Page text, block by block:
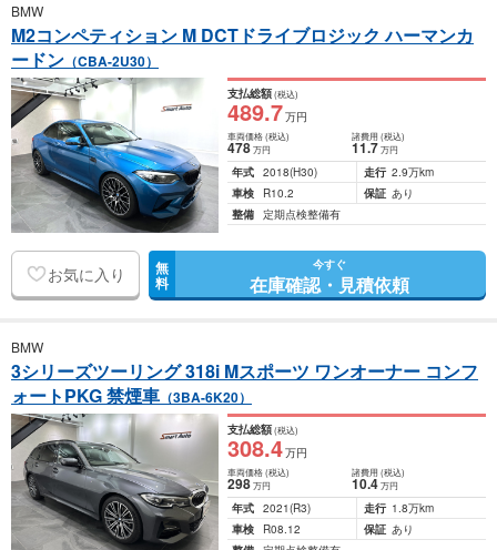
BMW
M2コンペティション M DCTドライブロジック ハーマンカ
ードン （CBA-2U30）
支払総額(税込)
489.7万円
車両価格(税込)
478万円
諸費用 (税込)
11.7 万円
年式 2018(H30) 走行 2.9万km
車検
R10.2 保証 あり
整備 定期点検整備有
お気に入り 無
料
今すぐ
在庫確認・見積依頼
BMW
3シリーズツーリング 318i Mスポーツ ワンオーナー コンフ
ォートPKG 禁煙車 （3BA-6K20）
支払総額(税込)
308.4万円
車両価格(税込)
298万円
諸費用 (税込)
10.4 万円
年式 2021(R3) 走行 1.8万km
車検
R08.12 保証 あり